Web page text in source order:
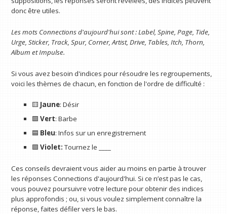
donc être utiles.
Les mots Connections d'aujourd'hui sont : Label, Spine, Page, Tide,
Urge, Sticker, Track, Spur, Corner, Artist, Drive, Tables, Itch, Thorn,
Album et Impulse.
Si vous avez besoin d'indices pour résoudre les regroupements,
voici les thèmes de chacun, en fonction de l'ordre de difficulté :
🟨 Jaune: Désir
🟩 Vert: Barbe
🟦 Bleu: Infos sur un enregistrement
🟪 Violet:Tournez le ____
Ces conseils devraient vous aider au moins en partie à trouver
les réponses Connections d'aujourd'hui. Si ce n’est pas le cas,
vous pouvez poursuivre votre lecture pour obtenir des indices
plus approfondis ; ou, si vous voulez simplement connaître la
réponse, faites défiler vers le bas.